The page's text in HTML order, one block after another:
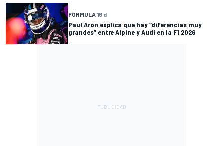
FÓRMULA 16 d
Paul Aron explica que hay “diferencias muy
grandes” entre Alpine y Audi en la F1 2026